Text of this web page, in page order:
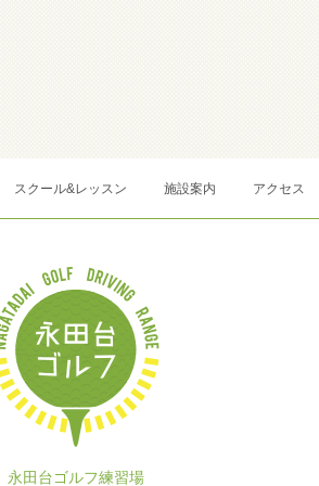
スクール&レッスン 施設案内 アクセス
永田台ゴルフ練習場